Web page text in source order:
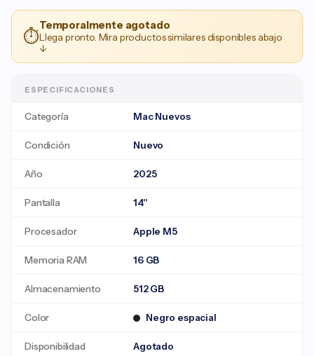
⏱
Temporalmente agotado
Llega pronto. Mira productos similares disponibles abajo
↓
ESPECIFICACIONES
Categoría Mac Nuevos
Condición Nuevo
Año 2025
Pantalla 14"
Procesador Apple M5
Memoria RAM 16 GB
Almacenamiento 512 GB
Color Negro espacial
Disponibilidad Agotado